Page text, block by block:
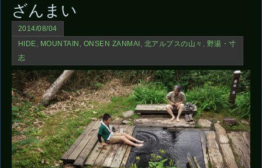
ざんまい
2014/08/04
HIDE, MOUNTAIN , ONSEN ZANMAI , 北アルプスの山々 , 野湯・寸
志